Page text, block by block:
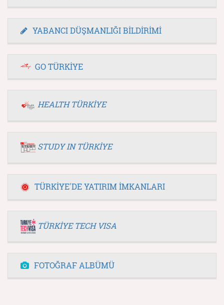
YABANCI DÜŞMANLIĞI BİLDİRİMİ
GO TÜRKİYE
HEALTH TÜRKİYE
STUDY IN TÜRKİYE
TÜRKİYE'DE YATIRIM İMKANLARI
TÜRKİYE TECH VISA
FOTOĞRAF ALBÜMÜ